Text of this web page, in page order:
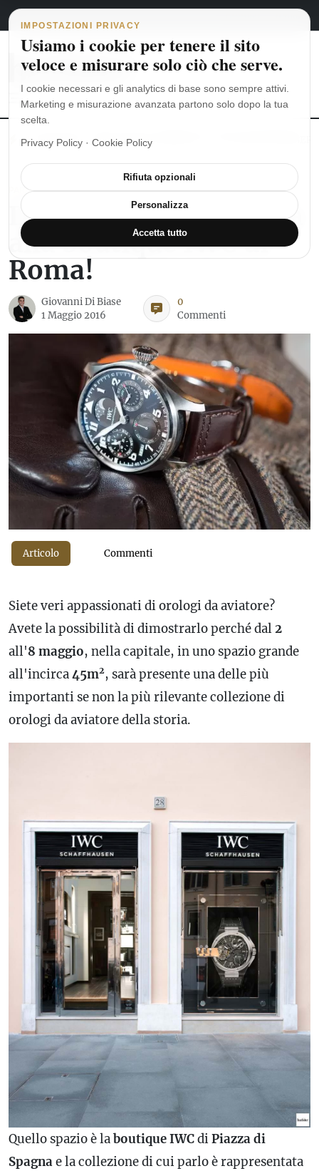
Vai al contenuto
Navigazione principale
5 agosto 2026 italiano
MoonSwatch: dalle origini al MISSION TO THE MOONPHASE
PARLIAMO DI OROLOGI
Dal Museo di Sciaffusa
alla boutique IWC di
Roma!
Giovanni Di Biase
1 Maggio 2016
0
Commenti
Articolo Commenti
Siete veri appassionati di orologi da aviatore?
Avete la possibilità di dimostrarlo perché dal2
all'8 maggio, nella capitale, in uno spazio grande
all'incirca45m2 , sarà presente una delle più
importanti se non la più rilevante collezione di
orologi da aviatore della storia.
Quello spazio è laboutiqueIWCdiPiazzadi
Spagnae la collezione di cui parlo è rappresentata
IMPOSTAZIONI PRIVACY
Usiamo i cookie per tenere il sito
veloce e misurare solo ciò che serve.
I cookie necessari e gli analytics di base sono sempre attivi.
Marketing e misurazione avanzata partono solo dopo la tua
scelta.
Privacy Policy · Cookie Policy
Rifiuta opzionali
Personalizza
Accetta tutto